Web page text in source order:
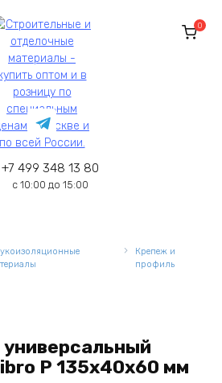
+7 499 348 13 80
с 10:00 до 15:00
0
Крепеж и
профиль
Р 135x40x60 мм